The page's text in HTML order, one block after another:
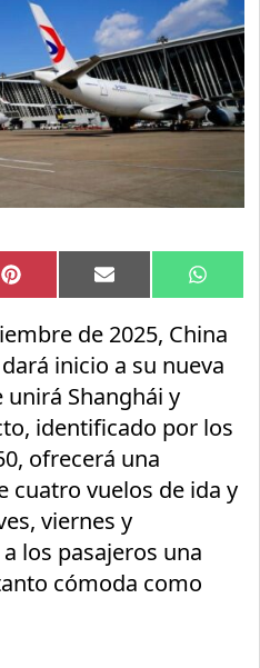
Compartir
en
Pinterest Compartir
en
Email
en
de 2025, China
inicio a su nueva
Shanghái y
identificado por los
ofrecerá una
cuatro vuelos de ida y
viernes y
los pasajeros una
cómoda como